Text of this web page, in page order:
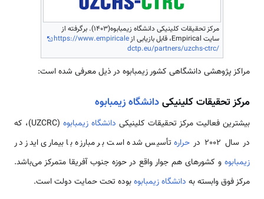
مرکز تحقیقات کلینیکی دانشگاه زیمبابوه(1403). برگرفته از
سایت Empirical، قابل بازیابی از
https://www.empiricale
dctp.eu/partners/uzchs-ctrc/
مراکز پژوهشی دانشگاهی کشور زیمبابوه در ذیل معرفی شده است:
مرکز تحقیقات کلینیکیدانشگاه زیمبابوه
بیشترین فعالیت مرکز تحقیقات کلینیکی دانشگاه زیمبابوه
(UZCRC)، که
در سال 2002 در
حراره تأسیس شده است بر مبارزه با بیماری ایدز در
زیمبابوه و کشورهای هم جوار واقع در حوزه جنوب آفریقا متمرکز می‌باشد.
مرکز فوق وابسته به دانشگاه زیمبابوهبوده تحت حمایت دولت است.